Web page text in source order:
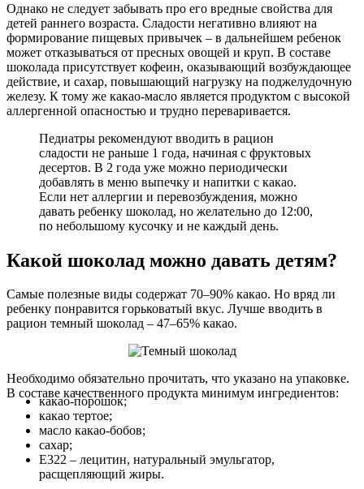
Однако не следует забывать про его вредные свойства для
детей раннего возраста. Сладости негативно влияют на
формирование пищевых привычек – в дальнейшем ребенок
может отказываться от пресных овощей и круп. В составе
шоколада присутствует кофеин, оказывающий возбуждающее
действие, и сахар, повышающий нагрузку на поджелудочную
железу. К тому же какао-масло является продуктом с высокой
аллергенной опасностью и трудно переваривается.
Педиатры рекомендуют вводить в рацион
сладости не раньше 1 года, начиная с фруктовых
десертов. В 2 года уже можно периодически
добавлять в меню выпечку и напитки с какао.
Если нет аллергии и перевозбуждения, можно
давать ребенку шоколад, но желательно до 12:00,
по небольшому кусочку и не каждый день.
Какой шоколад можно давать детям?
Самые полезные виды содержат 70–90% какао. Но вряд ли
ребенку понравится горьковатый вкус. Лучше вводить в
рацион темный шоколад – 47–65% какао.
Необходимо обязательно прочитать, что указано на упаковке.
В составе качественного продукта минимум ингредиентов:
какао-порошок;
какао тертое;
масло какао-бобов;
сахар;
E322 – лецитин, натуральный эмульгатор,
расщепляющий жиры.